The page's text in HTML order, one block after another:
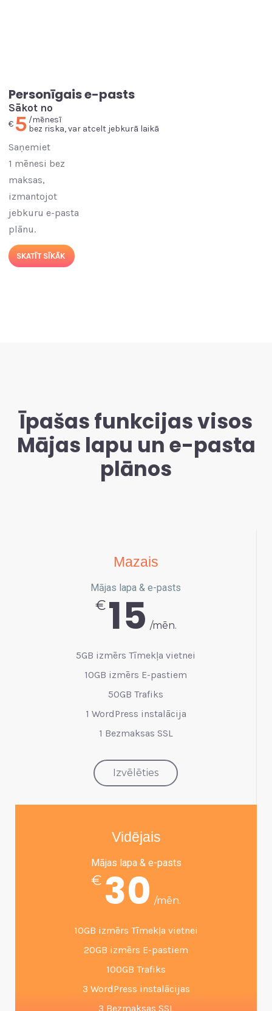
Personīgais e-pasts
Sākot no
€ 5 /mēnesī
bez riska, var atcelt jebkurā laikā
Saņemiet
1 mēnesi bez
maksas,
izmantojot
jebkuru e-pasta
plānu.
SKATĪT SĪKĀK
Īpašas funkcijas visos
Mājas lapu un e-pasta
plānos
Mazais
Mājas lapa & e-pasts
€ 15 /mēn.
5GB izmērs Tīmekļa vietnei
10GB izmērs E-pastiem
50GB Trafiks
1 WordPress instalācija
1 Bezmaksas SSL
Izvēlēties
Vidējais
Mājas lapa & e-pasts
€ 30 /mēn.
10GB izmērs Tīmekļa vietnei
20GB izmērs E-pastiem
100GB Trafiks
3 WordPress instalācijas
3 Bezmaksas SSL